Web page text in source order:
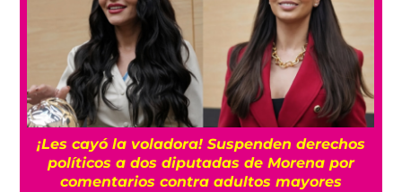
¡Les cayó la voladora! Suspenden derechos
políticos a dos diputadas de Morena por
comentarios contra adultos mayores